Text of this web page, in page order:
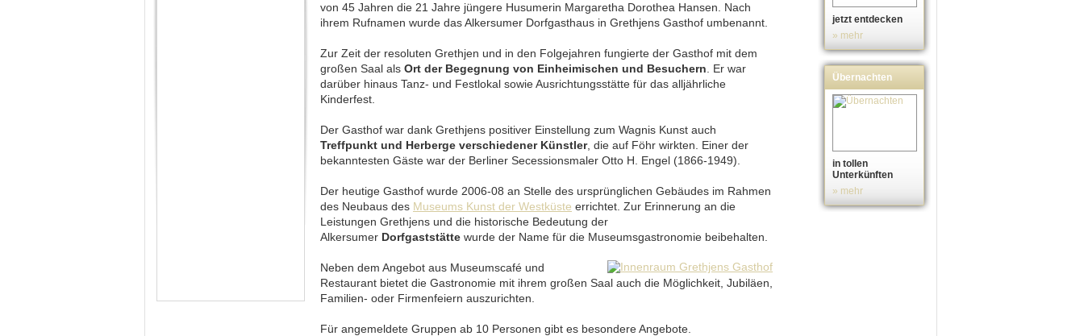
von 45 Jahren die 21 Jahre jüngere Husumerin Margaretha Dorothea Hansen. Nach
ihrem Rufnamen wurde das Alkersumer Dorfgasthaus in Grethjens Gasthof umbenannt.
Zur Zeit der resoluten Grethjen und in den Folgejahren fungierte der Gasthof mit dem
großen Saal als Ort der Begegnung von Einheimischen und Besuchern . Er war
darüber hinaus Tanz- und Festlokal sowie Ausrichtungsstätte für das alljährliche
Kinderfest.
Der Gasthof war dank Grethjens positiver Einstellung zum Wagnis Kunst auch
Treffpunkt und Herberge verschiedener Künstler, die auf Föhr wirkten. Einer der
bekanntesten Gäste war der Berliner Secessionsmaler Otto H. Engel (1866-1949).
Der heutige Gasthof wurde 2006-08 an Stelle des ursprünglichen Gebäudes im Rahmen
des Neubaus des Museums Kunst der Westküste errichtet. Zur Erinnerung an die
Leistungen Grethjens und die historische Bedeutung der
Alkersumer Dorfgaststätte wurde der Name für die Museumsgastronomie beibehalten.
Neben dem Angebot aus Museumscafé und
Restaurant bietet die Gastronomie mit ihrem großen Saal auch die Möglichkeit, Jubiläen,
Familien- oder Firmenfeiern auszurichten.
Für angemeldete Gruppen ab 10 Personen gibt es besondere Angebote.
jetzt entdecken
» mehr
Übernachten
in tollen
Unterkünften
» mehr